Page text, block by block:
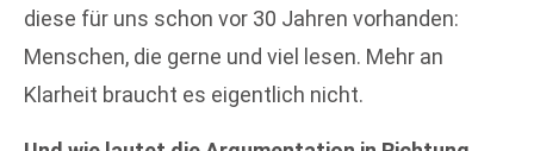
diese für uns schon vor 30 Jahren vorhanden:
Menschen, die gerne und viel lesen. Mehr an
Klarheit braucht es eigentlich nicht.